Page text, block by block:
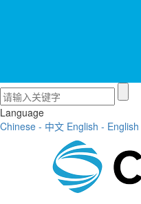
Language
Chinese - 中文 English - English